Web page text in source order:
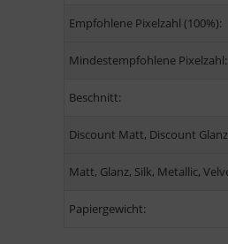
Empfohlene Pixelzahl (100%):
Mindestempfohlene Pixelzahl:
Beschnitt:
Discount Matt, Discount
Matt, Glanz, Silk, Metallic,
Papiergewicht: